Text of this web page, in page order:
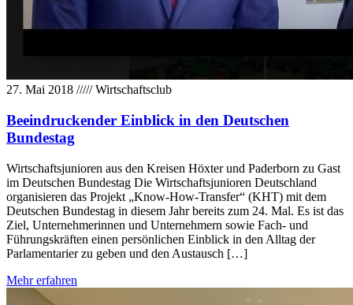
27. Mai 2018 /////Wirtschaftsclub
Beeindruckender Einblick in den Deutschen
Bundestag
Wirtschaftsjunioren aus den Kreisen Höxter und Paderborn zu Gast
im Deutschen Bundestag Die Wirtschaftsjunioren Deutschland
organisieren das Projekt „Know-How-Transfer“ (KHT) mit dem
Deutschen Bundestag in diesem Jahr bereits zum 24. Mal. Es ist das
Ziel, Unternehmerinnen und Unternehmern sowie Fach- und
Führungskräften einen persönlichen Einblick in den Alltag der
Parlamentarier zu geben und den Austausch […]
Mehr erfahren